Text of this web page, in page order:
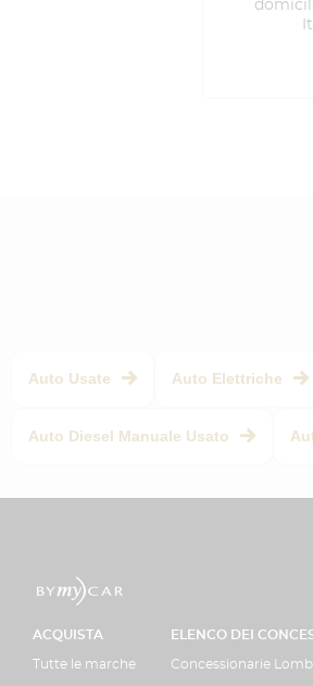
Auto Usate Auto Elettriche
Auto Diesel Manuale Usato
ACQUISTA
Tutte le marche
ELENCO DEI
Concessionarie